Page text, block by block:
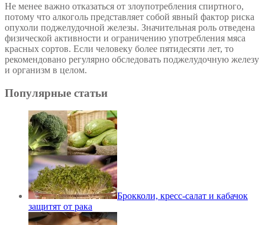
Не менее важно отказаться от злоупотребления спиртного,
потому что алкоголь представляет собой явный фактор риска
опухоли поджелудочной железы. Значительная роль отведена
физической активности и ограничению употребления мяса
красных сортов. Если человеку более пятидесяти лет, то
рекомендовано регулярно обследовать поджелудочную железу
и организм в целом.
Популярные статьи
Брокколи, кресс-салат и кабачок
защитят от рака